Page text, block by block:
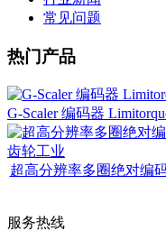
常见问题
热门产品
G-Scaler 编码器
超高分辨率多圈绝对编
服务热线